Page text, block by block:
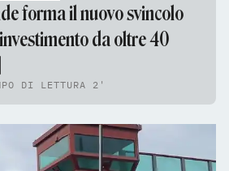
forma il nuovo svincolo
da oltre 40
DI LETTURA 2'